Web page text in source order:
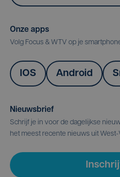
Onze apps
Volg Focus & WTV op je
IOS Android
Nieuwsbrief
Schrijf je in voor de dagelijkse
het meest recente nieuws uit West-